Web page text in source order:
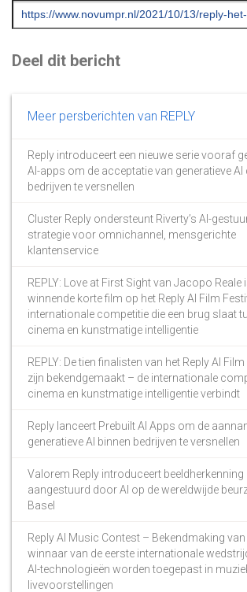
Deel dit bericht
Meer persberichten van REPLY
Reply introduceert een nieuwe serie vooraf
AI-apps om de acceptatie van generatieve
bedrijven te versnellen
Cluster Reply ondersteunt Riverty’s AI-
strategie voor omnichannel, mensgerichte
klantenservice
REPLY: Love at First Sight van Jacopo Reale
winnende korte film op het Reply AI Film
internationale competitie die een brug slaat
cinema en kunstmatige intelligentie
REPLY: De tien finalisten van het Reply AI
zijn bekendgemaakt – de internationale
cinema en kunstmatige intelligentie verbindt
Reply lanceert Prebuilt AI Apps om de
generatieve AI binnen bedrijven te versnellen
Valorem Reply introduceert beeldherkenning
aangestuurd door AI op de wereldwijde
Basel
Reply AI Music Contest – Bekendmaking van
winnaar van de eerste internationale
AI-technologieën worden toegepast in
livevoorstellingen